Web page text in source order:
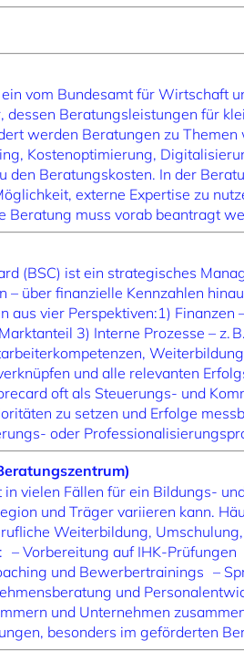
vom Bundesamt für Wirtschaft
dessen Beratungsleistungen für
werden Beratungen zu
Kostenoptimierung,
den Beratungskosten. In der
externe Expertise zu
Beratung muss vorab beantragt
(BSC) ist ein strategisches
– über finanzielle Kennzahlen
aus vier Perspektiven:1) Finanzen
3) Interne Prozesse – z.
und alle relevanten
oft als Steuerungs- und
zu setzen und Erfolge
oder
in vielen Fällen für ein Bildungs-
und Träger variieren kann.
Weiterbildung,
– Vorbereitung auf IHK-
und Bewerbertrainings –
und
und Unternehmen
besonders im geförderten